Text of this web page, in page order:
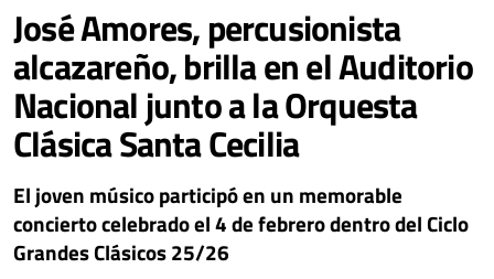
José Amores, percusionista
alcazareño, brilla en el Auditorio
Nacional junto a la Orquesta
Clásica Santa Cecilia
El joven músico participó en un memorable
concierto celebrado el 4 de febrero dentro del Ciclo
Grandes Clásicos 25/26